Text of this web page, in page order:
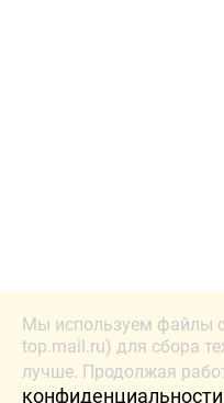
Мы используем файлы
top.mail.ru) для сбора
лучше. Продолжая